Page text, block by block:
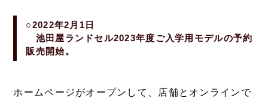
○2022年2月1日
池田屋ランドセル2023年度ご入学用モデルの予約
販売開始。
ホームページがオープンして、店舗とオンラインで